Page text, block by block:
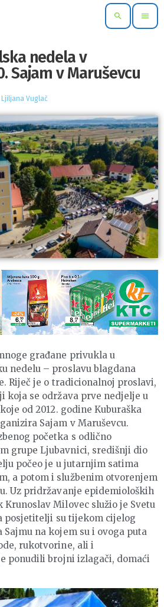
search menu
nedela v
Sajam v Maruševcu
Ljiljana Vuglač
građane privukla u
nedelu – proslavu blagdana
Riječ je o tradicionalnoj proslavi,
koja se održava prve nedjelje u
od 2012. godine Kuburaška
Sajam v Maruševcu.
početka s odlično
grupe Ljubavnici, središnji dio
počeo je u jutarnjim satima
a potom i službenim otvorenjem
Uz pridržavanje epidemioloških
Krunoslav Milovec služio je Svetu
posjetitelji su tijekom cijelog
na kojem su i ovoga puta
rukotvorine, ali i
ponudili brojni izlagači, domaći